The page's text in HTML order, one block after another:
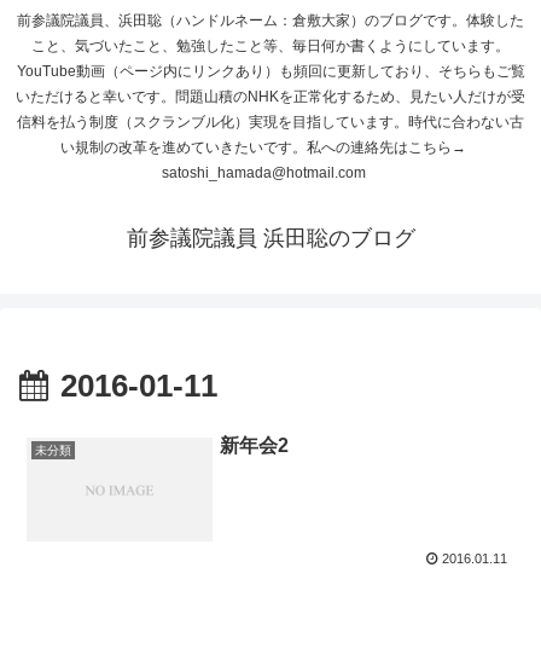
前参議院議員、浜田聡（ハンドルネーム：倉敷大家）のブログです。体験した
こと、気づいたこと、勉強したこと等、毎日何か書くようにしています。
YouTube動画（ページ内にリンクあり）も頻回に更新しており、そちらもご覧
いただけると幸いです。問題山積のNHKを正常化するため、見たい人だけが受
信料を払う制度（スクランブル化）実現を目指しています。時代に合わない古
い規制の改革を進めていきたいです。私への連絡先はこちら→
satoshi_hamada@hotmail.com
前参議院議員 浜田聡のブログ
2016-01-11
未分類 新年会2
2016.01.11